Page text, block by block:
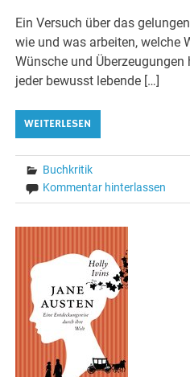
Ein Versuch über das
wie und was arbeiten, welche
Wünsche und Überzeugungen
jeder bewusst lebende […]
WEITERLESEN
Buchkritik
Kommentar hinterlassen